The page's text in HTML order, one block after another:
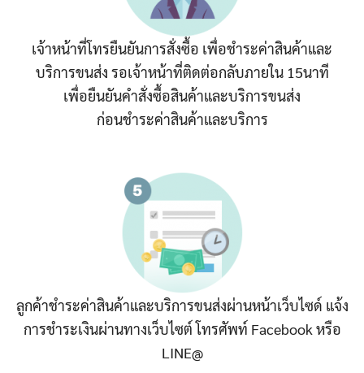
เจ้าหน้าที่โทรยืนยันการสั่งซื้อ เพื่อชำระค่าสินค้าและ
บริการขนส่ง รอเจ้าหน้าที่ติดต่อกลับภายใน 15นาที
เพื่อยืนยันคำสั่งซื้อสินค้าและบริการขนส่ง
ก่อนชำระค่าสินค้าและบริการ
ลูกค้าชำระค่าสินค้าและบริการขนส่งผ่านหน้าเว็บไซด์ แจ้ง
การชำระเงินผ่านทางเว็บไซต์ โทรศัพท์ Facebook หรือ
LINE@